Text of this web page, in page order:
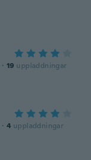
· 19 uppladdningar
· 4 uppladdningar